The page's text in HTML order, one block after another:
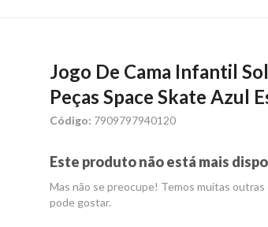
Jogo De Cama Infantil
Peças Space Skate Azul
Código: 7909797940120
Este produto não está mais
Mas não se preocupe! Temos muitas
pode gostar.